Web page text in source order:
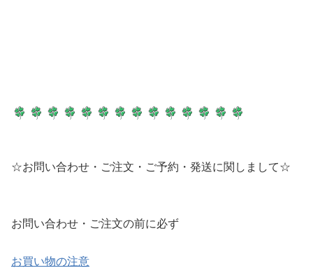
☆お問い合わせ・ご注文・ご予約・発送に関しまして☆
お問い合わせ・ご注文の前に必ず
お買い物の注意